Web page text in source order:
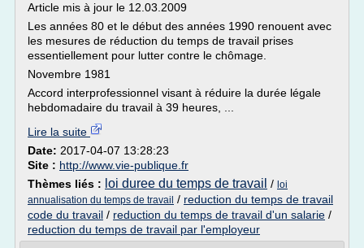
Article mis à jour le 12.03.2009
Les années 80 et le début des années 1990 renouent avec
les mesures de réduction du temps de travail prises
essentiellement pour lutter contre le chômage.
Novembre 1981
Accord interprofessionnel visant à réduire la durée légale
hebdomadaire du travail à 39 heures, ...
Lire la suite
Date: 2017-04-07 13:28:23
Site : http://www.vie-publique.fr
Thèmes liés : loi duree du temps de travail / loi
annualisation du temps de travail / reduction du temps de travail
code du travail / reduction du temps de travail d'un salarie /
reduction du temps de travail par l'employeur